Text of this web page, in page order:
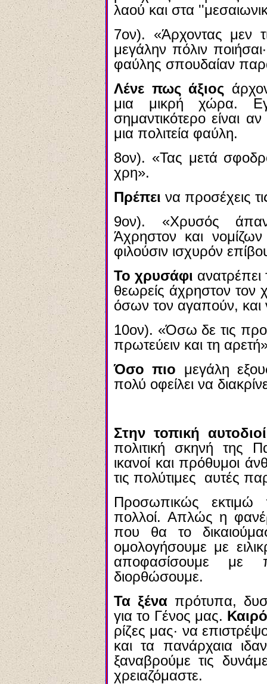
λαού και στα
7ον). «Άρχοντας μεν
μεγάλην πόλιν
φαύλης σπουδαίαν
Λένε πως άξιος
μια μικρή χώρα.
σημαντικότερο είναι
μια πολιτεία φαύλη.
8ον). «Τας μετά
χρη».
Πρέπει να προσέχεις
9ον). «Χρυσός
Άχρηστον και νομίζων
φιλούσιν ισχυρόν
Το χρυσάφι
θεωρείς άχρηστον τον
όσων τον αγαπούν, και
10ον). «Όσω δε τις
πρωτεύειν και τη
Όσο πιο μεγάλη
πολύ οφείλει να
Στην τοπική
πολιτική σκηνή της
ικανοί και πρόθυμοι
τις πολύτιμες αυτές
Προσωπικώς εκτιμώ
πολλοί. Απλώς η
που θα το
ομολογήσουμε με
αποφασίσουμε
διορθώσουμε.
Τα ξέναπρότυπα,
για το Γένος μας.
ρίζες μας· να
και τα πανάρχαια
ξαναβρούμε τις
χρειαζόμαστε.